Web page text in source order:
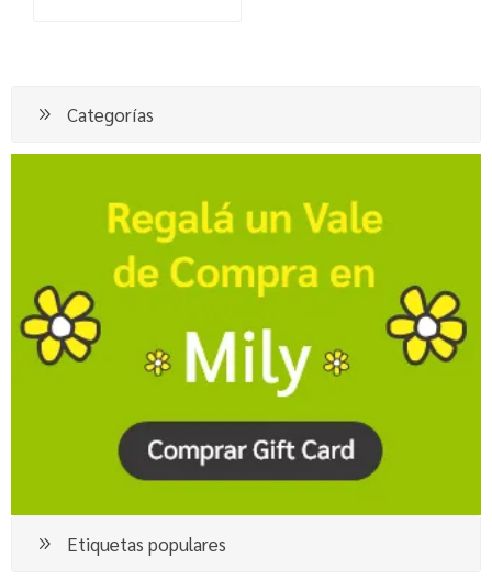
Categorías
Etiquetas populares